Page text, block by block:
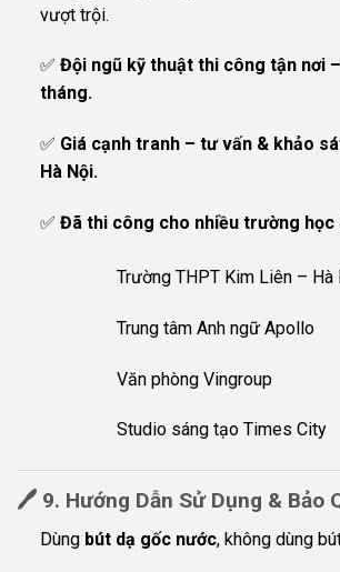
vượt trội.
✅ Đội ngũ kỹ thuật thi công tận nơi
tháng.
✅ Giá cạnh tranh – tư vấn & khảo
Hà Nội.
✅ Đã thi công cho nhiều trường học
Trường THPT Kim Liên – Hà
Trung tâm Anh ngữ Apollo
Văn phòng Vingroup
Studio sáng tạo Times City
🖊️ 9. Hướng Dẫn Sử Dụng & Bảo
Dùng bút dạ gốc nước, không dùng